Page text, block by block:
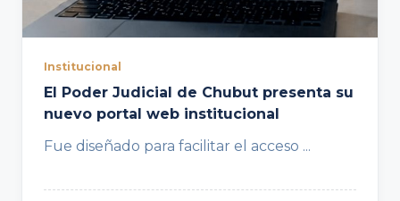
Institucional
El Poder Judicial de Chubut presenta su
nuevo portal web institucional
Fue diseñado para facilitar el acceso ...